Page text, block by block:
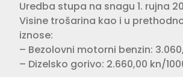
Uredba stupa na snagu 1. rujna
Visine trošarina kao i u
iznose:
– Bezolovni motorni benzin:
– Dizelsko gorivo: 2.660,00 kn/